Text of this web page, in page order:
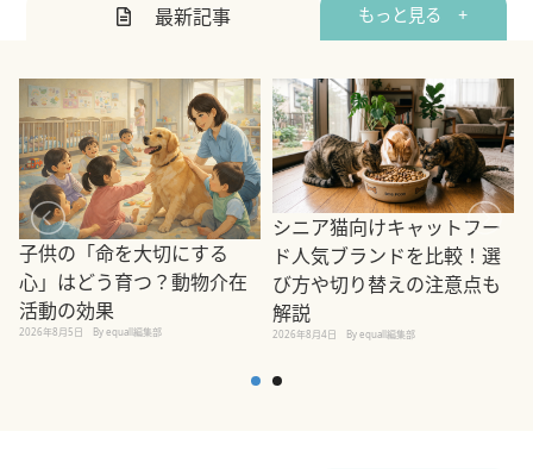
最新記事 もっと見る +
子供の「命を大切にする
心」はどう育つ？動物介在
活動の効果
2026年8月5日 By equall編集部
シニア猫向けキャットフー
ド人気ブランドを比較！選
び方や切り替えの注意点も
解説
2026年8月4日 By equall編集部